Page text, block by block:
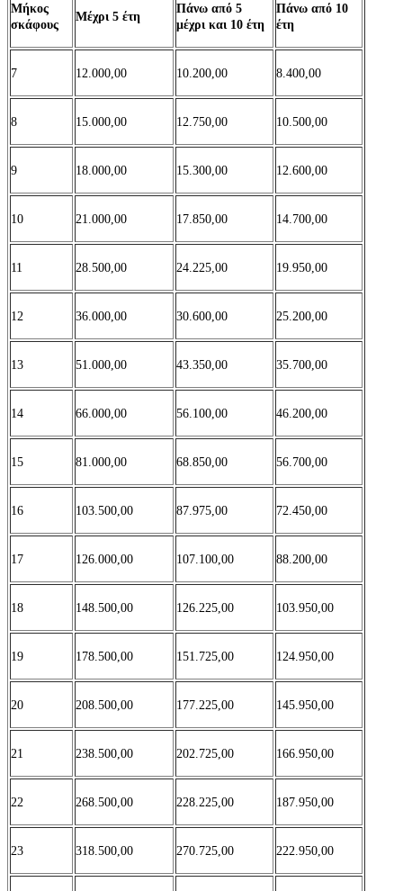
Μήκος
σκάφους
Μέχρι 5 έτη
Πάνω από 5
μέχρι και 10 έτη
Πάνω από 10
έτη
7 12.000,00 10.200,00 8.400,00
8 15.000,00 12.750,00 10.500,00
9 18.000,00 15.300,00 12.600,00
10 21.000,00 17.850,00 14.700,00
11 28.500,00 24.225,00 19.950,00
12 36.000,00 30.600,00 25.200,00
13 51.000,00 43.350,00 35.700,00
14 66.000,00 56.100,00 46.200,00
15 81.000,00 68.850,00 56.700,00
16 103.500,00 87.975,00 72.450,00
17 126.000,00 107.100,00 88.200,00
18 148.500,00 126.225,00 103.950,00
19 178.500,00 151.725,00 124.950,00
20 208.500,00 177.225,00 145.950,00
21 238.500,00 202.725,00 166.950,00
22 268.500,00 228.225,00 187.950,00
23 318.500,00 270.725,00 222.950,00